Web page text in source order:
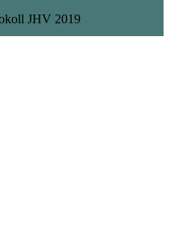
JHV 2019